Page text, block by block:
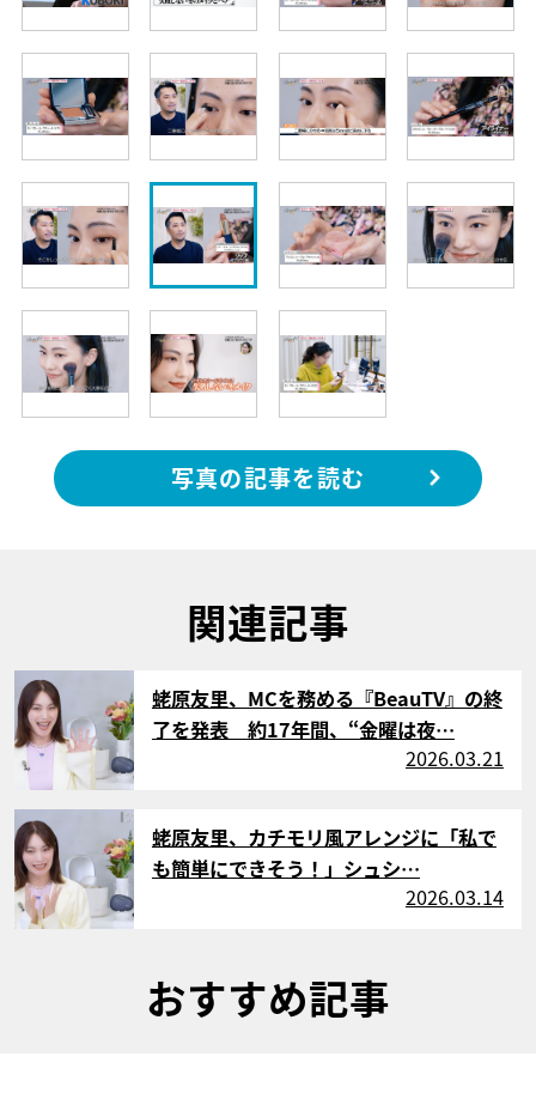
写真の記事を読む
関連記事
サムネイル
蛯原友里、MCを務める『BeauTV』の終
了を発表 約17年間、“金曜は夜…
2026.03.21
サムネイル
蛯原友里、カチモリ風アレンジに「私で
も簡単にできそう！」シュシ…
2026.03.14
おすすめ記事